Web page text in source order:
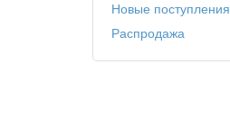
Новые поступления
Распродажа